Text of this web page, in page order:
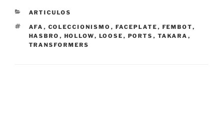
CATEGORIES
ARTICULOS
TAGS
AFA , COLECCIONISMO , FACEPLATE , FEMBOT,
HASBRO , HOLLOW, LOOSE , PORTS , TAKARA ,
TRANSFORMERS